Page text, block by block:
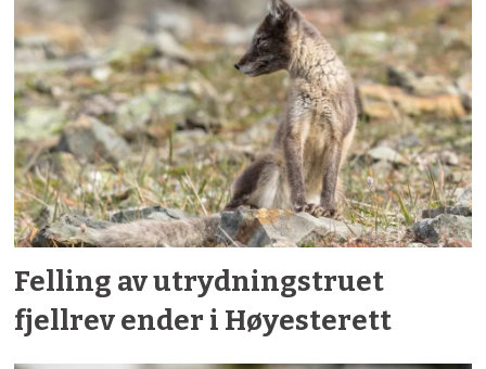
Felling av utrydningstruet
fjellrev ender i Høyesterett